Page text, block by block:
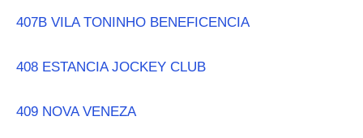
407B VILA TONINHO BENEFICENCIA
408 ESTANCIA JOCKEY CLUB
409 NOVA VENEZA